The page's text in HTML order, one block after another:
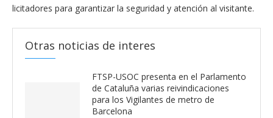
licitadores para garantizar la seguridad y atención al visitante.
Otras noticias de interes
FTSP-USOC presenta en el Parlamento
de Cataluña varias reivindicaciones
para los Vigilantes de metro de
Barcelona